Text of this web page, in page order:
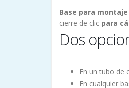
Base para
cierre de clic para
Dos
En un tubo de
En cualquier